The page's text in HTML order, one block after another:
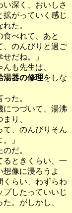
い深く、おいしさ
拡がっていく感じ
た。
食べれて、あと
、のんびりと過ご
だね。」
も先生は、
湯器の修理をしな
た。
につづいて、湯沸
り、
て、のんびりそん
」
だ。
るときくらい、一
像に浸ろうよ
くらい、わずらわ
プしたっていいじ
。がしかし、